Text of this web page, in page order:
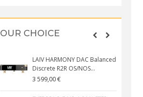
OUR CHOICE
LAIV HARMONY DAC Balanced
Discrete R2R OS/NOS...
3 599,00 €